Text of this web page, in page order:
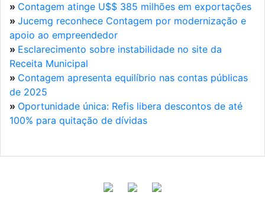
» Contagem atinge U$$ 385 milhões em exportações
» Jucemg reconhece Contagem por modernização e
apoio ao empreendedor
» Esclarecimento sobre instabilidade no site da
Receita Municipal
» Contagem apresenta equilíbrio nas contas públicas
de 2025
» Oportunidade única: Refis libera descontos de até
100% para quitação de dívidas